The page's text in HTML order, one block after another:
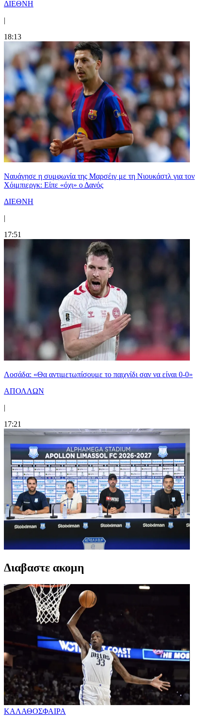
ΔΙΕΘΝΗ
|
18:13
Ναυάγησε η συμφωνία της Μαρσέιγ με τη Νιουκάστλ για τον
Χόιμπιεργκ: Είπε «όχι» ο Δανός
ΔΙΕΘΝΗ
|
17:51
Λοσάδα: «Θα αντιμετωπίσουμε το παιχνίδι σαν να είναι 0-0»
ΑΠΟΛΛΩΝ
|
17:21
Διαβαστε ακομη
ΚΑΛΑΘΟΣΦΑΙΡΑ